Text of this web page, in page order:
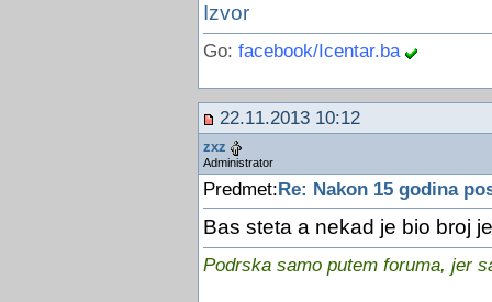
Izvor
Go: facebook/Icentar.ba
22.11.2013 10:12
zxz
Administrator
Predmet:Re: Nakon 15 godina
Bas steta a nekad je bio broj
Podrska samo putem foruma, jer